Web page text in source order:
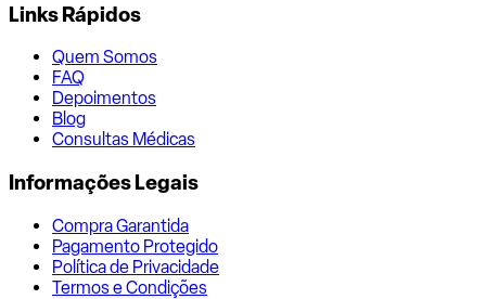
Links Rápidos
Quem Somos
FAQ
Depoimentos
Blog
Consultas Médicas
Informações Legais
Compra Garantida
Pagamento Protegido
Política de Privacidade
Termos e Condições